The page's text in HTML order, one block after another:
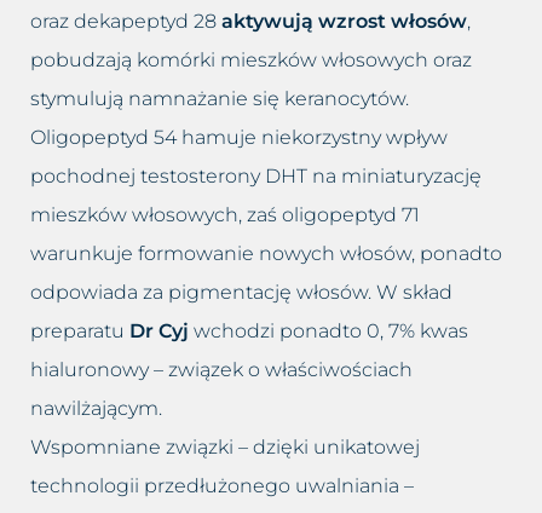
oraz dekapeptyd 28 aktywują wzrost włosów,
pobudzają komórki mieszków włosowych oraz
stymulują namnażanie się keranocytów.
Oligopeptyd 54 hamuje niekorzystny wpływ
pochodnej testosterony DHT na miniaturyzację
mieszków włosowych, zaś oligopeptyd 71
warunkuje formowanie nowych włosów, ponadto
odpowiada za pigmentację włosów. W skład
preparatu Dr Cyj wchodzi ponadto 0, 7% kwas
hialuronowy – związek o właściwościach
nawilżającym.
Wspomniane związki – dzięki unikatowej
technologii przedłużonego uwalniania –